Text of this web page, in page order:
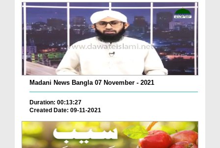
Madani News Bangla 07 November - 2021
Duration: 00:13:27
Created Date: 09-11-2021